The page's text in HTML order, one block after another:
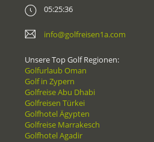
05:25:36
info@golfreisen1a.com
Unsere Top Golf Regionen:
Golfurlaub Oman
Golf in Zypern
Golfreise Abu Dhabi
Golfreisen Türkei
Golfhotel Ägypten
Golfreise Marrakesch
Golfhotel Agadir